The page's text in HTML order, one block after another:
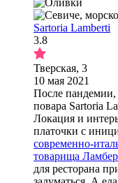
Sartoria Lamberti
3.8
Тверская, 3
10 мая 2021
После пандемии,
повара Sartoria
Локация и
платочки с
современно-
товарища
для ресторана